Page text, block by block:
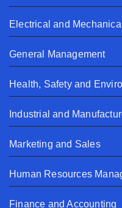
Electrical and
General Management
Health, Safety and
Industrial and
Marketing and Sales
Human Resources
Finance and Accounting